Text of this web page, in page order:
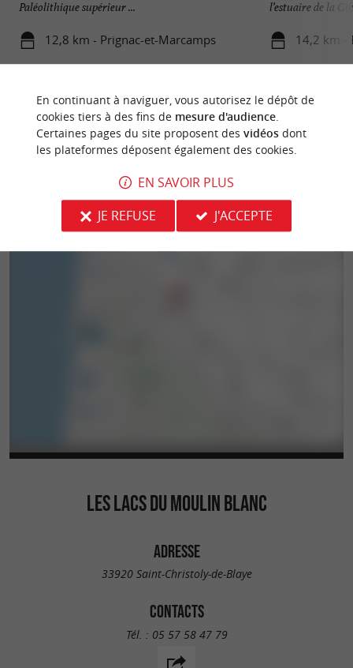
Paléolithique supérieur ...
12,8 km - Prignac-et-Marcamps
l’estuaire de la
14,2 km -
LES LACS DU MOULIN BLANC
ADRESSE
33920 Saint-Christoly-de-Blaye
CONTACTS
Tél. : 05 57 58 47 79
En continuant à naviguer, vous autorisez le dépôt de
cookies tiers à des fins de mesure d'audience.
Certaines pages du site proposent des vidéosdont
les plateformes déposent également des cookies.
EN SAVOIR PLUS
JE REFUSE
J'ACCEPTE